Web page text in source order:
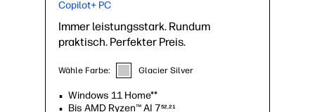
Copilot+ PC
Immer leistungsstark. Rundum
praktisch. Perfekter Preis.
Wähle Farbe: Glacier Silver
Windows 11 Home**
Bis AMD Ryzen™ AI 752,21